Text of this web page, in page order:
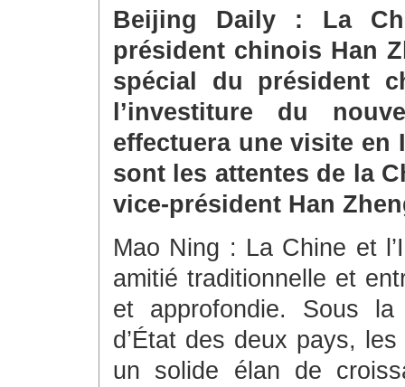
Beijing Daily : La
président chinois Han
spécial du président
l’investiture du
effectuera une visite en
sont les attentes de la
vice-président Han
Mao Ning : La Chine et
amitié traditionnelle et
et approfondie. Sous
d’État des deux pays,
un solide élan de